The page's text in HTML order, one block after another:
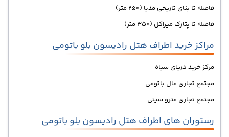
فاصله تا بنای تاریخی مدیا (250 متر)
فاصله تا پتارک میراکل (350 متر)
مراکز خرید اطراف هتل رادیسون بلو باتومی
مرکز خرید دریای سیاه
مجتمع تجاری مال باتومی
مجتمع تجاری مترو سیتی
رستوران های اطراف هتل رادیسون بلو باتومی